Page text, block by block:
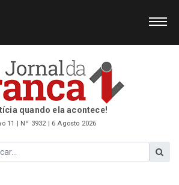
quando ela acontece!
11 | Nº 3932 | 6 Agosto 2026